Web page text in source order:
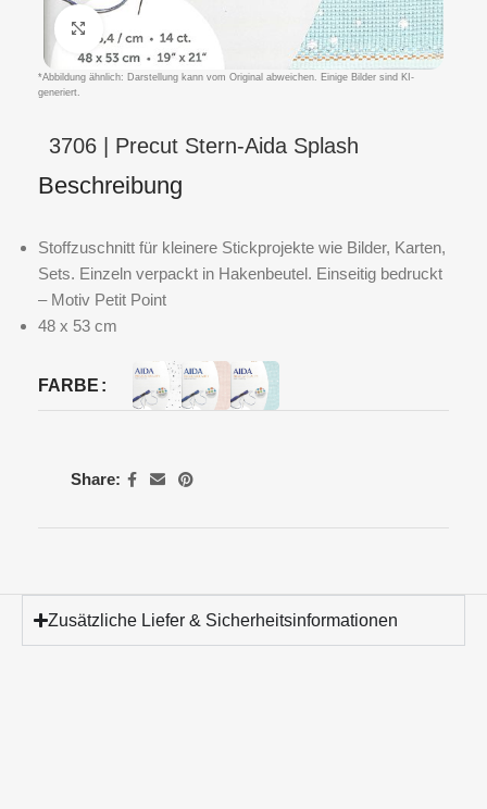
*Abbildung ähnlich: Darstellung kann vom Original abweichen. Einige Bilder sind KI-
generiert.
3706 | Precut Stern-Aida Splash
Beschreibung
Stoffzuschnitt für kleinere Stickprojekte wie Bilder, Karten,
Sets. Einzeln verpackt in Hakenbeutel. Einseitig bedruckt
– Motiv Petit Point
48 x 53 cm
FARBE
Share:
Zusätzliche Liefer & Sicherheitsinformationen